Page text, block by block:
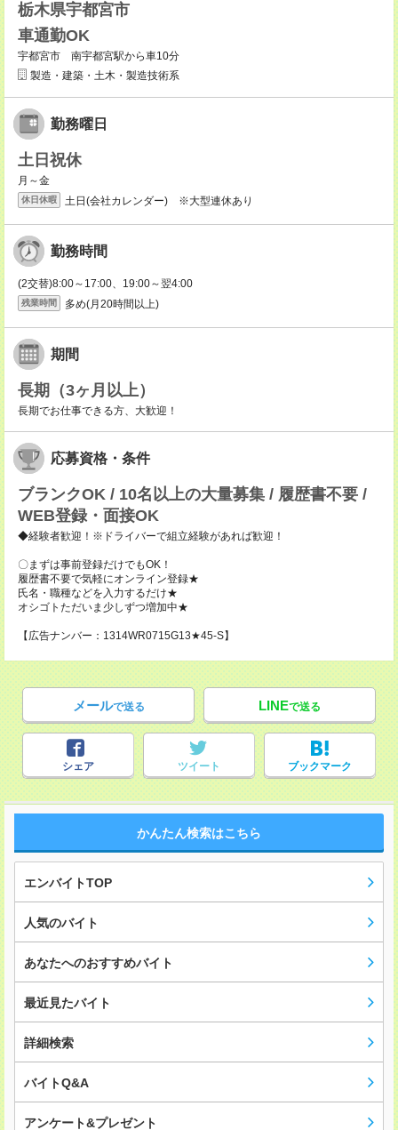
栃木県宇都宮市
車通勤OK
宇都宮市 南宇都宮駅から車10分
製造・建築・土木・製造技術系
勤務曜日
土日祝休
月～金
休日休暇 土日(会社カレンダー) ※大型連休あり
勤務時間
(2交替)8:00～17:00、19:00～翌4:00
残業時間 多め(月20時間以上)
期間
長期（3ヶ月以上）
長期でお仕事できる方、大歓迎！
応募資格・条件
ブランクOK / 10名以上の大量募集 / 履歴書不要 /
WEB登録・面接OK
◆経験者歓迎！※ドライバーで組立経験があれば歓迎！
〇まずは事前登録だけでもOK！
履歴書不要で気軽にオンライン登録★
氏名・職種などを入力するだけ★
オシゴトただいま少しずつ増加中★
【広告ナンバー：1314WR0715G13★45-S】
メールで送る LINEで送る
シェア ツイート ブックマーク
かんたん検索はこちら
エンバイトTOP
人気のバイト
あなたへのおすすめバイト
最近見たバイト
詳細検索
バイトQ&A
アンケート&プレゼント